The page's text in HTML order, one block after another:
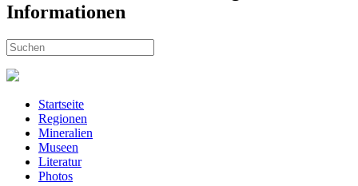
Informationen
Startseite
Regionen
Mineralien
Museen
Literatur
Photos